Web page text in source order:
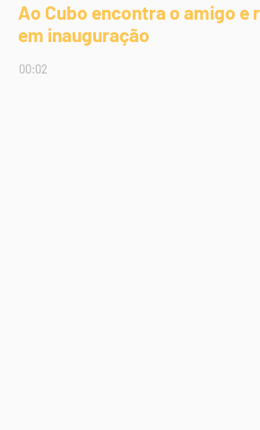
Ao Cubo encontra o amigo e
em inauguração
00:02